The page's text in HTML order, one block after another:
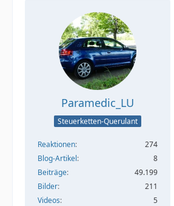
Paramedic_LU
Steuerketten-Querulant
Reaktionen
274
Blog-Artikel
8
Beiträge
49.199
Bilder
211
Videos
5